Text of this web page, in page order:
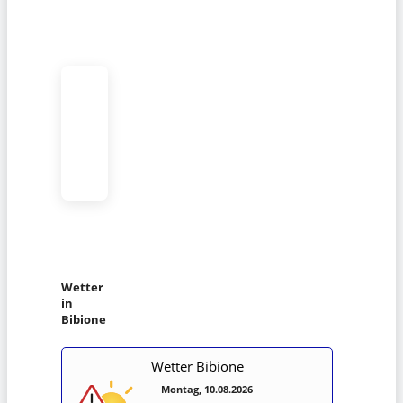
Wetter
in
Bibione
Wetter Bibione
Montag, 10.08.2026